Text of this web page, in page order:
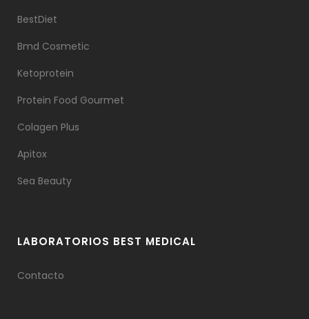
BestDiet
Bmd Cosmetic
Ketoprotein
Protein Food Gourmet
Colagen Plus
Apitox
Sea Beauty
LABORATORIOS BEST MEDICAL
Contacto